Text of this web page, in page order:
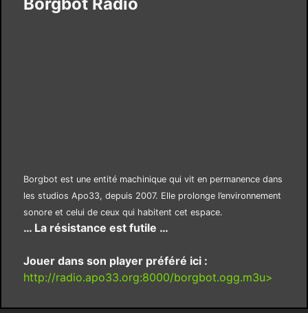
Borgbot est une entité machinique qui vit en permanence dans
les studios Apo33, depuis 2007. Elle prolonge l’environnement
sonore et celui de ceux qui habitent cet espace.
… La résistance est futile …
Jouer dans son player préféré ici :
http://radio.apo33.org:8000/borgbot.ogg.m3u>